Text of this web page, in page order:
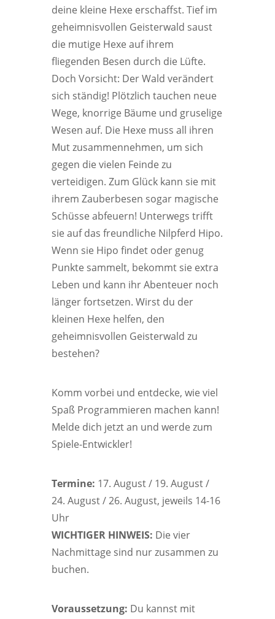
deine kleine Hexe erschaffst. Tief im
geheimnisvollen Geisterwald saust
die mutige Hexe auf ihrem
fliegenden Besen durch die Lüfte.
Doch Vorsicht: Der Wald verändert
sich ständig! Plötzlich tauchen neue
Wege, knorrige Bäume und gruselige
Wesen auf. Die Hexe muss all ihren
Mut zusammennehmen, um sich
gegen die vielen Feinde zu
verteidigen. Zum Glück kann sie mit
ihrem Zauberbesen sogar magische
Schüsse abfeuern! Unterwegs trifft
sie auf das freundliche Nilpferd Hipo.
Wenn sie Hipo findet oder genug
Punkte sammelt, bekommt sie extra
Leben und kann ihr Abenteuer noch
länger fortsetzen. Wirst du der
kleinen Hexe helfen, den
geheimnisvollen Geisterwald zu
bestehen?
Komm vorbei und entdecke, wie viel
Spaß Programmieren machen kann!
Melde dich jetzt an und werde zum
Spiele-Entwickler!
Termine: 17. August / 19. August /
24. August / 26. August, jeweils 14-16
Uhr
WICHTIGER HINWEIS: Die vier
Nachmittage sind nur zusammen zu
buchen.
Voraussetzung: Du kannst mit